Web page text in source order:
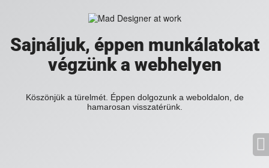
Sajnáljuk, éppen munkálatokat
végzünk a webhelyen
Köszönjük a türelmét. Éppen dolgozunk a weboldalon, de
hamarosan visszatérünk.